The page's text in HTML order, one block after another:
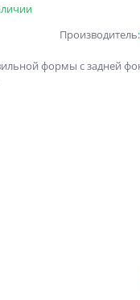
Производитель: